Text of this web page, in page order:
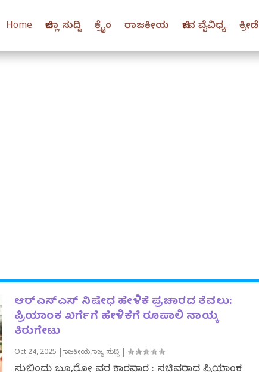
Home ಜಿಲ್ಲಾ ಸುದ್ದಿ ಕ್ರೈಂ ರಾಜಕೀಯ ಜೀವ ವೈವಿಧ್ಯ ಕ್ರೀಡೆ
ಆರ್‌ಎಸ್‌ಎಸ್‌ ನಿಷೇಧ ಹೇಳಿಕೆ ಪ್ರಚಾರದ ತೆವಲು:
ಪ್ರಿಯಾಂಕ ಖರ್ಗೆಗೆ ಹೇಳಿಕೆಗೆ ರೂಪಾಲಿ ನಾಯ್ಕ
ತಿರುಗೇಟು
Oct 24, 2025 |ರಾಜಕೀಯ,ರಾಜ್ಯ ಸುದ್ದಿ|